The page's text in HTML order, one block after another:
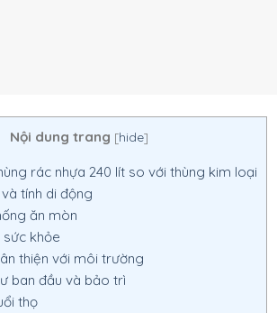
Nội dung trang [hide]
rác nhựa 240 lít so với thùng kim loại
tính di động
ăn mòn
sức khỏe
thiện với môi trường
ban đầu và bảo trì
thọ